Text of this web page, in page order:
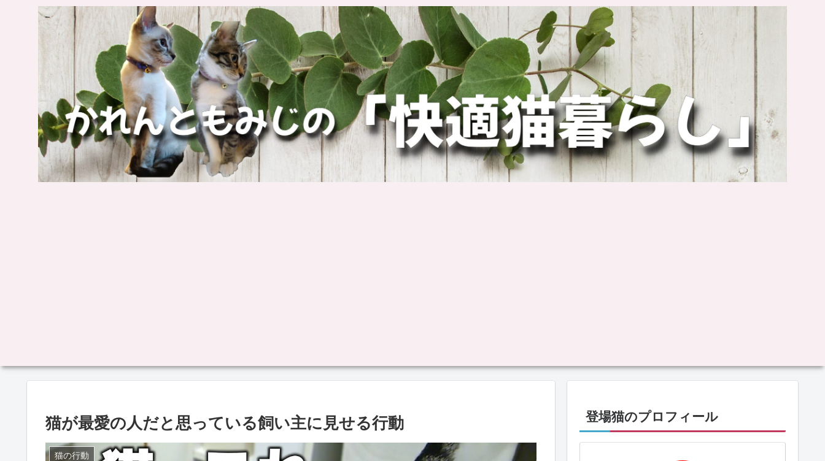
猫が最愛の人だと思っている飼い主に見せる行動
猫の行動
登場猫のプロフィール